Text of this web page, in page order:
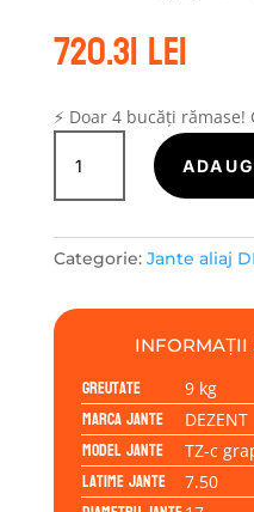
720.31lei
⚡ Doar 4 bucăți rămase!
Cantitate
Janta
aliaj
TZ-
graphite
7.50x17
Categorie: Jante aliaj
INFORMAȚII
Greutate 9 kg
Marca jante DEZENT
Model jante TZ-c
Latime jante 7.50